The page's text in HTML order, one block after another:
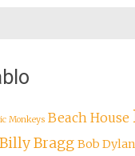
Monkeys Beach House
Billy Bragg Bob Dylan